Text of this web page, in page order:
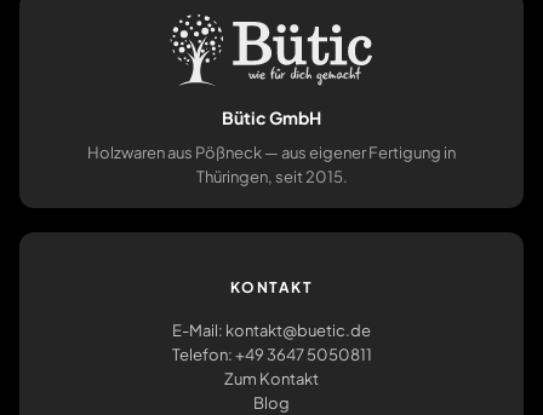
Bütic GmbH
Holzwaren aus Pößneck — aus eigener Fertigung in
Thüringen, seit 2015.
KONTAKT
E-Mail: kontakt@buetic.de
Telefon: +49 3647 5050811
Zum Kontakt
Blog